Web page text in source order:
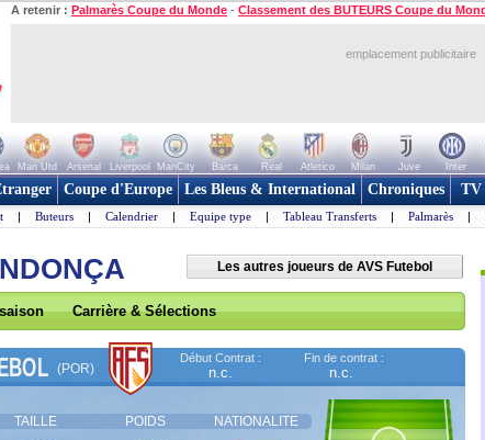
A retenir : Palmarès Coupe du Monde - Classement des BUTEURS Coupe du
emplacement publicitaire
Man Utd Arsenal Liverpool ManCity Barca Real Atletico Milan Juve Inter
Coupe d'Europe Les Bleus & International Chroniques TV
| Buteurs | Calendrier | Equipe type | Tableau Transferts | Palmarès |
Les autres joueurs de AVS Futebol
Carrière & Sélections
(POR)
Début Contrat :
n.c.
Fin de contrat :
n.c.
TAILLE POIDS NATIONALITE